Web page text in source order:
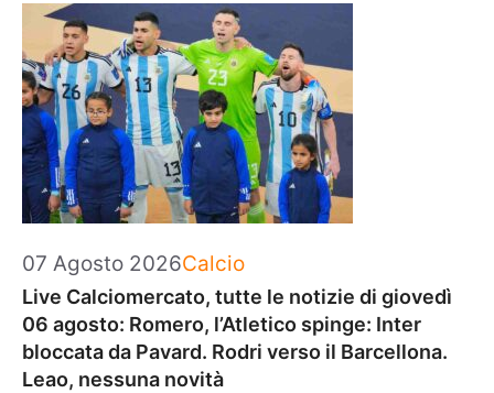
07 Agosto 2026Categorie
Calcio
Live Calciomercato, tutte le notizie di giovedì
06 agosto: Romero, l’Atletico spinge: Inter
bloccata da Pavard. Rodri verso il Barcellona.
Leao, nessuna novità